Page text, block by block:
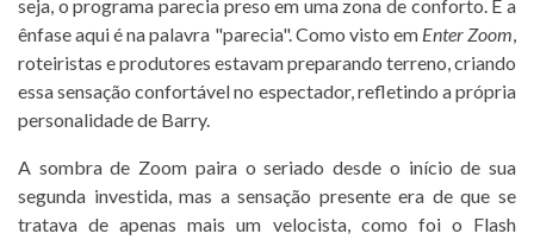
seja, o programa parecia preso em uma zona de conforto. E a
ênfase aqui é na palavra "parecia". Como visto em Enter Zoom,
roteiristas e produtores estavam preparando terreno, criando
essa sensação confortável no espectador, refletindo a própria
personalidade de Barry.
A sombra de Zoom paira o seriado desde o início de sua
segunda investida, mas a sensação presente era de que se
tratava de apenas mais um velocista, como foi o Flash